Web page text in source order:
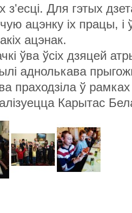
з'есці. Для гэтых
ацэнку іх працы,
ацэнак.
ўва ўсіх дзяцей
аднолькава
праходзіла ў
Карытас